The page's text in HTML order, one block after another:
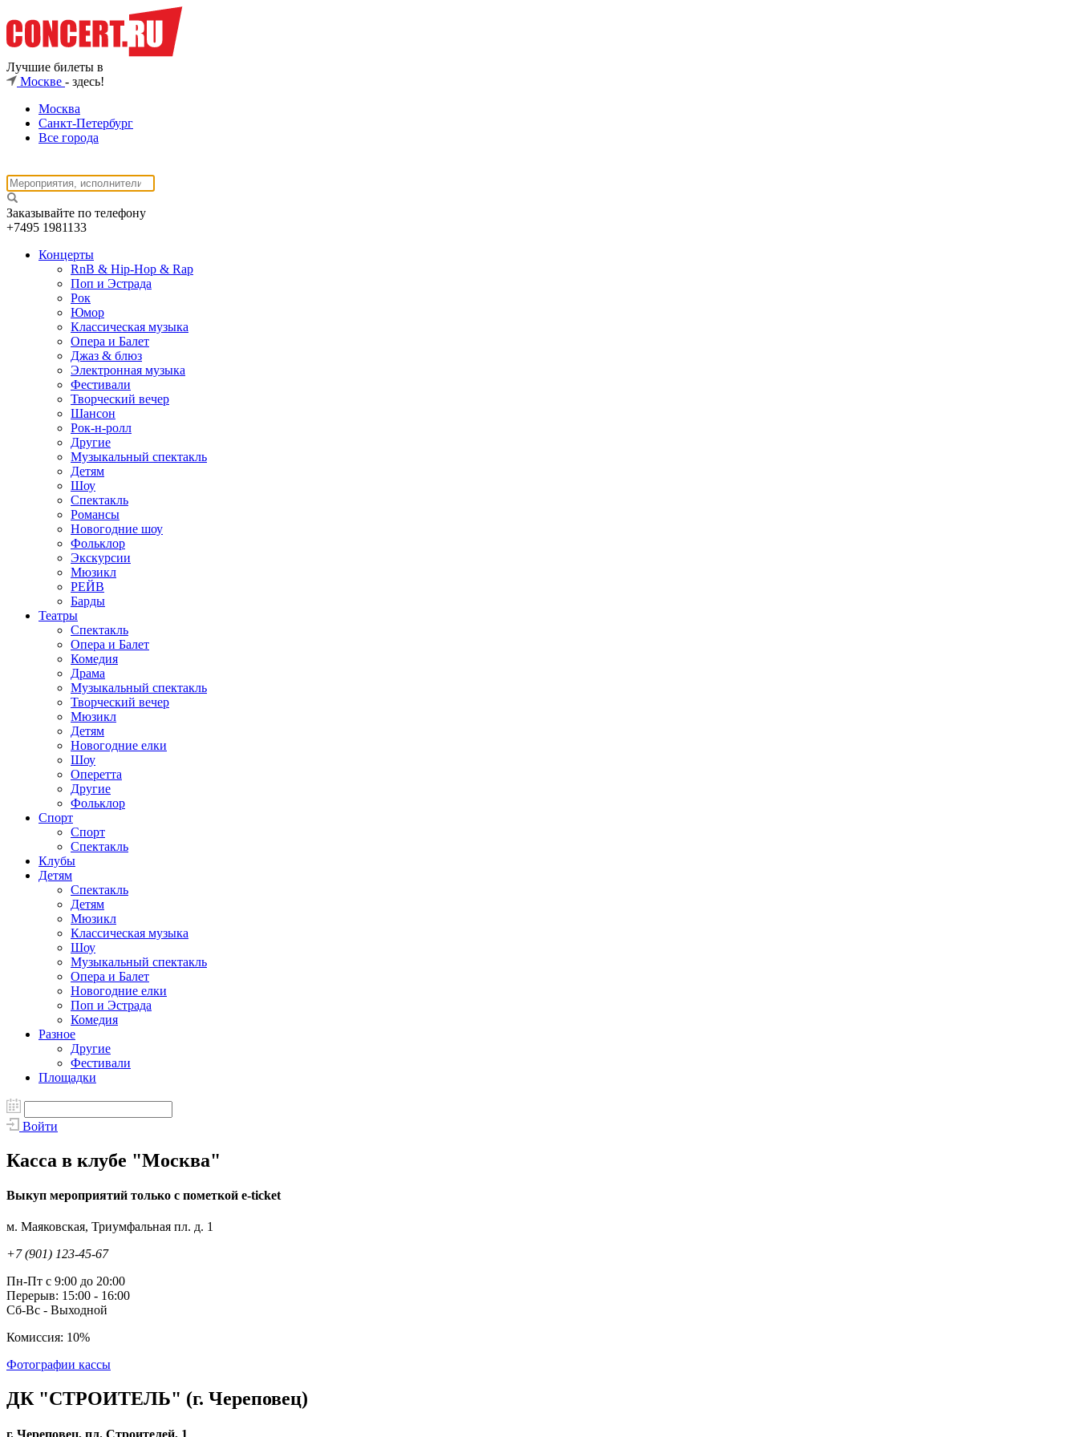
Лучшие билеты в
Москве - здесь!
Москва
Санкт-Петербург
Все города
Заказывайте по телефону
+7495 1981133
Концерты
RnB & Hip-Hop & Rap
Поп и Эстрада
Рок
Юмор
Классическая музыка
Опера и Балет
Джаз & блюз
Электронная музыка
Фестивали
Творческий вечер
Шансон
Рок-н-ролл
Другие
Музыкальный спектакль
Детям
Шоу
Спектакль
Романсы
Новогодние шоу
Фольклор
Экскурсии
Мюзикл
РЕЙВ
Барды
Театры
Спектакль
Опера и Балет
Комедия
Драма
Музыкальный спектакль
Творческий вечер
Мюзикл
Детям
Новогодние елки
Шоу
Оперетта
Другие
Фольклор
Спорт
Спорт
Спектакль
Клубы
Детям
Спектакль
Детям
Мюзикл
Классическая музыка
Шоу
Музыкальный спектакль
Опера и Балет
Новогодние елки
Поп и Эстрада
Комедия
Разное
Другие
Фестивали
Площадки
Войти
Касса в клубе "Москва"
Выкуп мероприятий только с пометкой e-ticket
м. Маяковская, Триумфальная пл. д. 1
+7 (901) 123-45-67
Пн-Пт с 9:00 до 20:00
Перерыв: 15:00 - 16:00
Сб-Вс - Выходной
Комиссия: 10%
Фотографии кассы
ДК "СТРОИТЕЛЬ" (г. Череповец)
г. Череповец, пл. Строителей, 1